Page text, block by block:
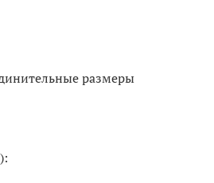
размеры